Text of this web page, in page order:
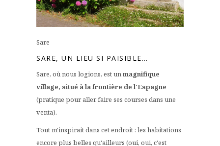
Sare
SARE, UN LIEU SI PAISIBLE…
Sare, où nous logions, est unmagnifique
village, situé à la frontière de l'Espagne
(pratique pour aller faire ses courses dans une
venta).
Tout m'inspirait dans cet endroit : les habitations
encore plus belles qu'ailleurs (oui, oui, c'est